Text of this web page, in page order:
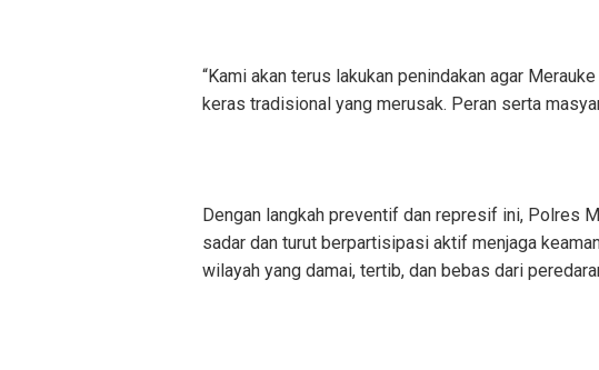
“Kami akan terus lakukan penindakan agar
keras tradisional yang merusak. Peran serta
Dengan langkah preventif dan represif ini, Polres
sadar dan turut berpartisipasi aktif menjaga
wilayah yang damai, tertib, dan bebas dari